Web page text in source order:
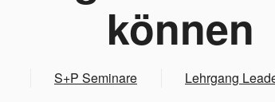
können
S+P Seminare Lehrgang